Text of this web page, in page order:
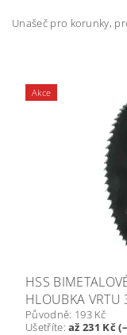
Unašeč pro korunky,
Akce
HSS
HLOUBKA VRTU
Původně: 193 Kč
Ušetříte:až 231 Kč